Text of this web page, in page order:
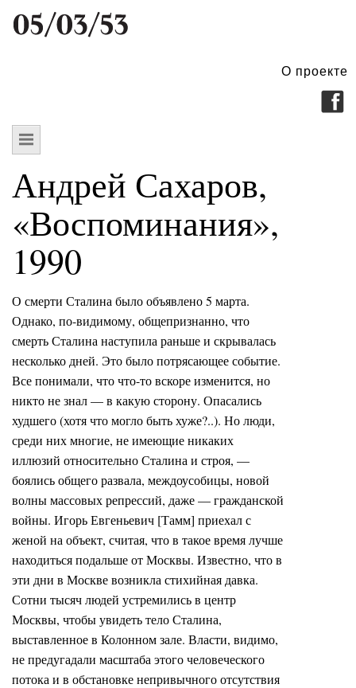
О проекте
Андрей Сахаров,
«Воспоминания»,
1990
О смерти Сталина было объявлено 5 марта.
Однако, по-видимому, общепризнанно, что
смерть Сталина наступила раньше и скрывалась
несколько дней. Это было потрясающее событие.
Все понимали, что что-то вскоре изменится, но
никто не знал — в какую сторону. Опасались
худшего (хотя что могло быть хуже?..). Но люди,
среди них многие, не имеющие никаких
иллюзий относительно Сталина и строя, —
боялись общего развала, междоусобицы, новой
волны массовых репрессий, даже — гражданской
войны. Игорь Евгеньевич [Тамм] приехал с
женой на объект, считая, что в такое время лучше
находиться подальше от Москвы. Известно, что в
эти дни в Москве возникла стихийная давка.
Сотни тысяч людей устремились в центр
Москвы, чтобы увидеть тело Сталина,
выставленное в Колонном зале. Власти, видимо,
не предугадали масштаба этого человеческого
потока и в обстановке непривычного отсутствия